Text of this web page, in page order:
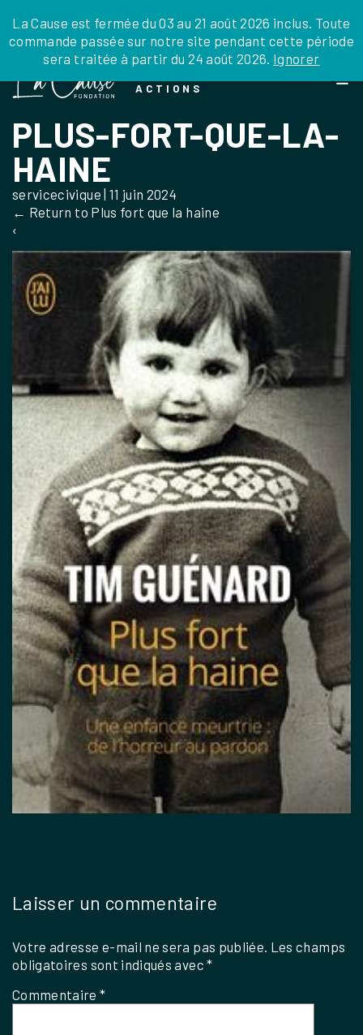
to
the
La Cause est fermée du 03 au 21 août 2026 inclus. Toute
commande passée sur notre site pendant cette période
sera traitée à partir du 24 août 2026. Ignorer
JE DONNE JE PARRAINE NOUS SOUTENIR
DEPUIS LA FRANCE
DEPUIS L’INTERNATIONAL
EN TANT QU’ORGANISATION
LEGS, LIBÉRALITÉS
0 ARTICLE
ACTIONS
PLUS-FORT-QUE-LA-
HAINE
servicecivique | 11 juin 2024
← Return to Plus fort que la haine
‹
Laisser un commentaire
Votre adresse e-mail ne sera pas publiée. Les champs
obligatoires sont indiqués avec*
Commentaire*